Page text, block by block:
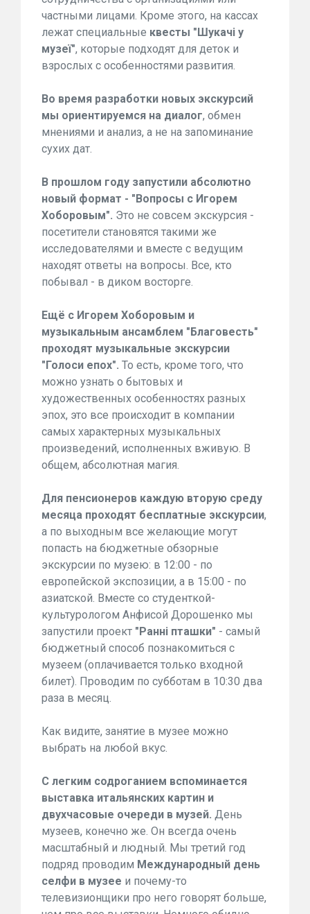
частными лицами. Кроме этого, на кассах
лежат специальные квесты "Шукачі у
музеї", которые подходят для деток и
взрослых с особенностями развития.
Во время разработки новых экскурсий
мы ориентируемся на диалог, обмен
мнениями и анализ, а не на запоминание
сухих дат.
В прошлом году запустили абсолютно
новый формат - "Вопросы с Игорем
Хоборовым". Это не совсем экскурсия -
посетители становятся такими же
исследователями и вместе с ведущим
находят ответы на вопросы. Все, кто
побывал - в диком восторге.
Ещё с Игорем Хоборовым и
музыкальным ансамблем "Благовесть"
проходят музыкальные экскурсии
"Голоси епох". То есть, кроме того, что
можно узнать о бытовых и
художественных особенностях разных
эпох, это все происходит в компании
самых характерных музыкальных
произведений, исполненных вживую. В
общем, абсолютная магия.
Для пенсионеров каждую вторую среду
месяца проходят бесплатные экскурсии,
а по выходным все желающие могут
попасть на бюджетные обзорные
экскурсии по музею: в 12:00 - по
европейской экспозиции, а в 15:00 - по
азиатской. Вместе со студенткой-
культурологом Анфисой Дорошенко мы
запустили проект "Ранні пташки" - самый
бюджетный способ познакомиться с
музеем (оплачивается только входной
билет). Проводим по субботам в 10:30 два
раза в месяц.
Как видите, занятие в музее можно
выбрать на любой вкус.
С легким содроганием вспоминается
выставка итальянских картин и
двухчасовые очереди в музей. День
музеев, конечно же. Он всегда очень
масштабный и людный. Мы третий год
подряд проводим Международный день
селфи в музее и почему-то
телевизионщики про него говорят больше,